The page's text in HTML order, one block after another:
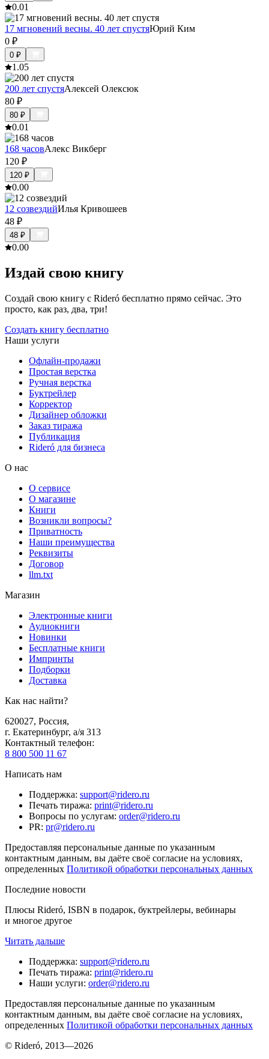
0.01
17 мгновений весны. 40 лет спустяЮрий Ким
0 ₽
0 ₽
1.05
200 лет спустяАлексей Олексюк
80 ₽
80 ₽
0.01
168 часовАлекс Викберг
120 ₽
120 ₽
0.00
12 созвездийИлья Кривошеев
48 ₽
48 ₽
0.00
Издай свою книгу
Создай свою книгу с Rideró бесплатно прямо сейчас. Это
просто, как раз, два, три!
Создать книгу бесплатно
Наши услуги
Офлайн-продажи
Простая верстка
Ручная верстка
Буктрейлер
Корректор
Дизайнер обложки
Заказ тиража
Публикация
Rideró для бизнеса
О нас
О сервисе
О магазине
Книги
Возникли вопросы?
Приватность
Наши преимущества
Реквизиты
Договор
llm.txt
Магазин
Электронные книги
Аудиокниги
Новинки
Бесплатные книги
Импринты
Подборки
Доставка
Как нас найти?
620027, Россия,
г. Екатеринбург, а/я 313
Контактный телефон:
8 800 500 11 67
Написать нам
Поддержка: support@ridero.ru
Печать тиража: print@ridero.ru
Вопросы по услугам: order@ridero.ru
PR: pr@ridero.ru
Предоставляя персональные данные по указанным
контактным данным, вы даёте своё согласие на условиях,
определенных Политикой обработки персональных данных
Последние новости
Плюсы Rideró, ISBN в подарок, буктрейлеры, вебинары
и многое другое
Читать дальше
Поддержка: support@ridero.ru
Печать тиража: print@ridero.ru
Наши услуги: order@ridero.ru
Предоставляя персональные данные по указанным
контактным данным, вы даёте своё согласие на условиях,
определенных Политикой обработки персональных данных
© Rideró, 2013—2026